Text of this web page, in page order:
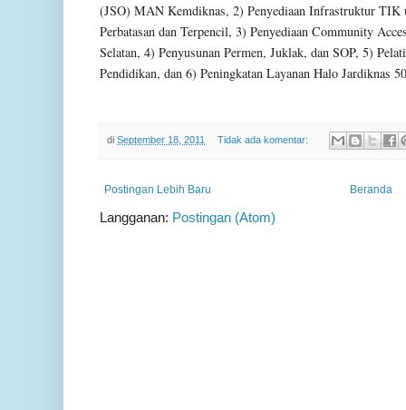
(JSO) MAN Kemdiknas, 2) Penyediaan Infrastruktur TIK
Perbatasan dan Terpencil, 3) Penyediaan Community
Selatan, 4) Penyusunan Permen, Juklak, dan SOP, 5)
Pendidikan, dan 6) Peningkatan Layanan Halo Jardiknas
di September 18, 2011 Tidak ada komentar:
Postingan Lebih Baru Beranda
Langganan: Postingan (Atom)